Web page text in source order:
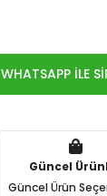
WHATSAPP İLE
Güncel
Güncel Ürün